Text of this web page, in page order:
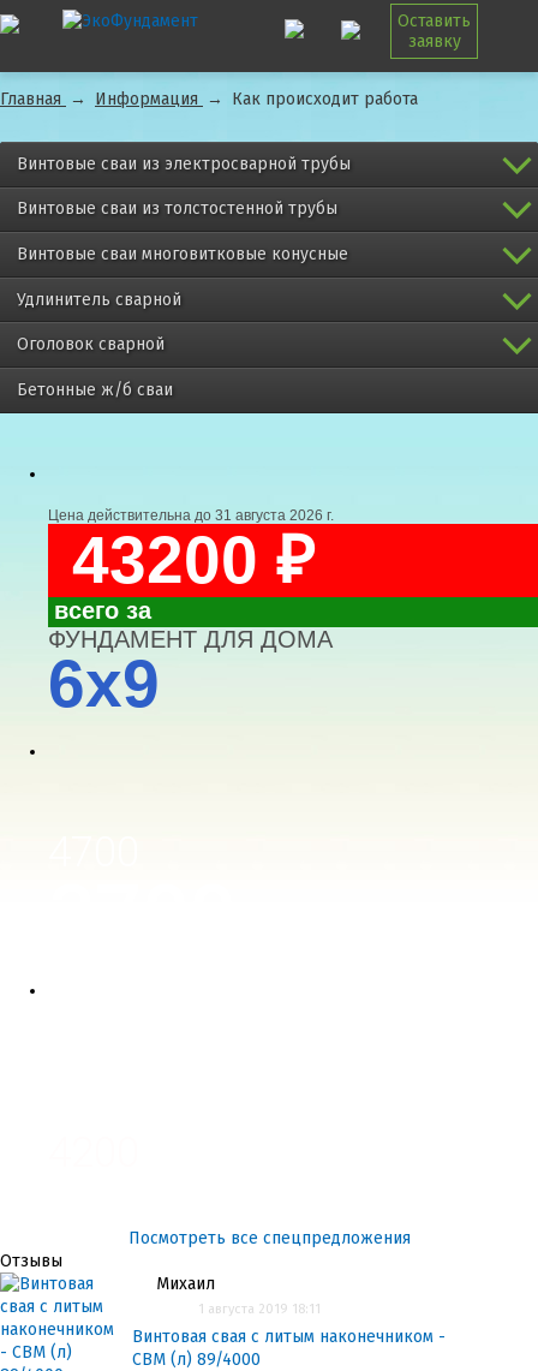
Оставить
заявку
Главная → Информация → Как происходит работа
Винтовые сваи из электросварной трубы
Винтовые сваи из толстостенной трубы
Винтовые сваи многовитковые конусные
Удлинитель сварной
Оголовок сварной
Бетонные ж/б сваи
Цена действительна до 31 августа 2026 г.
43200 ₽
всего за
ФУНДАМЕНТ ДЛЯ ДОМА
6x9
Посмотреть все спецпредложения
Отзывы
Михаил
1 августа 2019 18:11
Винтовая свая с литым наконечником -
СВМ (л) 89/4000